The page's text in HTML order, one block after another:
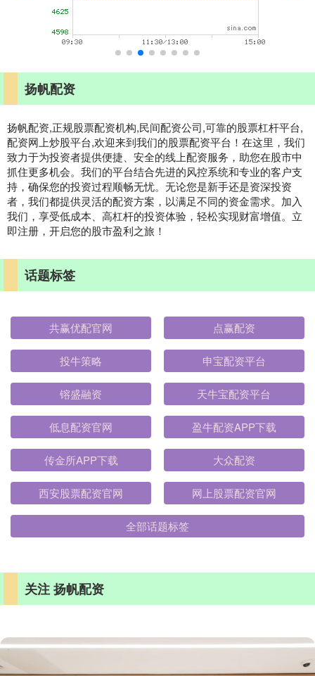
扬帆配资
扬帆配资,正规股票配资机构,民间配资公司,可靠的股票杠杆平台,
配资网上炒股平台,欢迎来到我们的股票配资平台！在这里，我们
致力于为投资者提供便捷、安全的线上配资服务，助您在股市中
抓住更多机会。我们的平台结合先进的风控系统和专业的客户支
持，确保您的投资过程顺畅无忧。无论您是新手还是资深投资
者，我们都提供灵活的配资方案，以满足不同的资金需求。加入
我们，享受低成本、高杠杆的投资体验，轻松实现财富增值。立
即注册，开启您的股市盈利之旅！
话题标签
共赢优配官网 点赢配资
投牛策略 申宝配资平台
镕盛融资 天牛宝配资平台
低息配资官网 盈牛配资APP下载
传金所APP下载 大众配资
西安股票配资官网 网上股票配资官网
全部话题标签
关注 扬帆配资